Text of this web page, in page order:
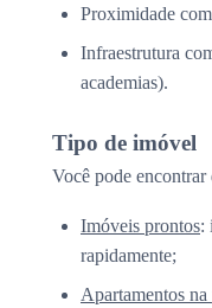
Proximidade
Infraestrutura
academias).
Tipo de imóvel
Você pode
Imóveis prontos:
rapidamente;
Apartamentos na